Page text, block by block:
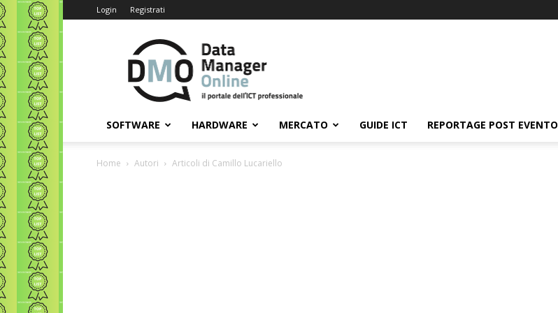
Login Registrati
Data
Manager
Online
SOFTWARE HARDWARE MERCATO GUIDE ICT REPORTAGE POST EVENTO
Home Autori Articoli di Camillo Lucariello